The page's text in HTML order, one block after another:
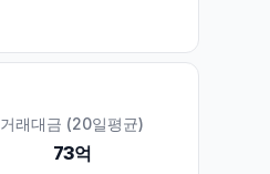
거래대금 (20일평균)
73억